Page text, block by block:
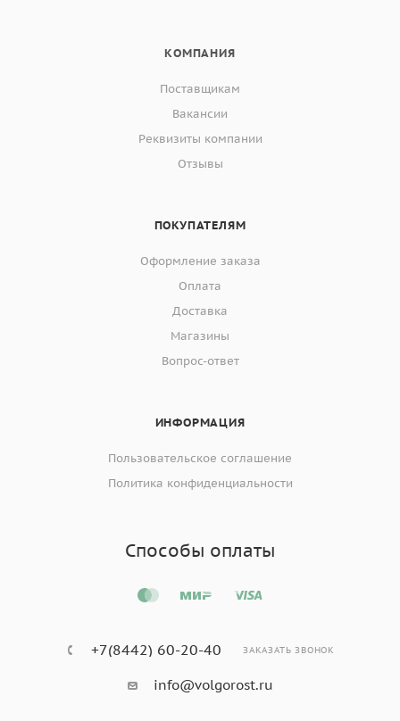
КОМПАНИЯ
Поставщикам
Вакансии
Реквизиты компании
Отзывы
ПОКУПАТЕЛЯМ
Оформление заказа
Оплата
Доставка
Магазины
Вопрос-ответ
ИНФОРМАЦИЯ
Пользовательское соглашение
Политика конфиденциальности
Способы оплаты
+7(8442) 60-20-40 ЗАКАЗАТЬ ЗВОНОК
info@volgorost.ru